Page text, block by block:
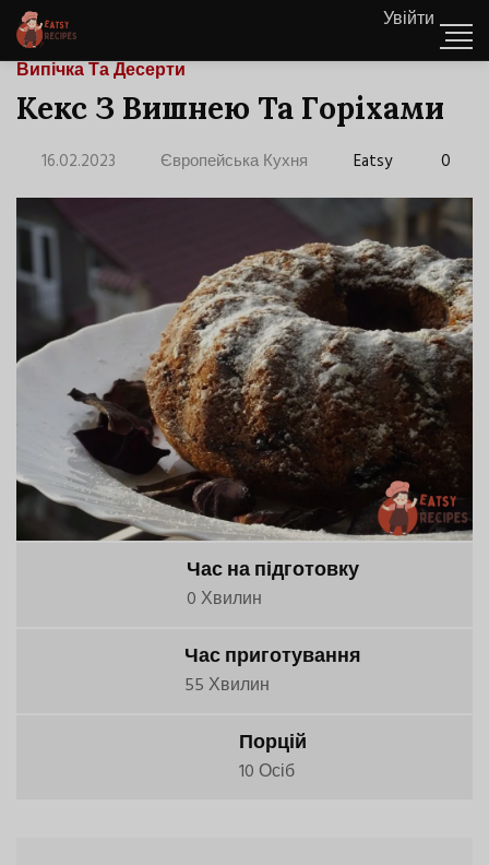
Увійти
Випічка Та Десерти
Кекс З Вишнею Та Горіхами
16.02.2023 Європейська Кухня Eatsy 0
Час на підготовку
0 Хвилин
Час приготування
55 Хвилин
Порцій
10 Осіб